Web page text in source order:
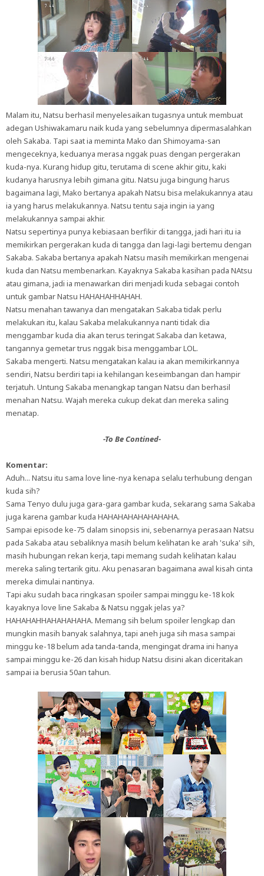
Malam itu, Natsu berhasil menyelesaikan tugasnya untuk membuat
adegan Ushiwakamaru naik kuda yang sebelumnya dipermasalahkan
oleh Sakaba. Tapi saat ia meminta Mako dan Shimoyama-san
mengeceknya, keduanya merasa nggak puas dengan pergerakan
kuda-nya. Kurang hidup gitu, terutama di scene akhir gitu, kaki
kudanya harusnya lebih gimana gitu. Natsu juga bingung harus
bagaimana lagi, Mako bertanya apakah Natsu bisa melakukannya atau
ia yang harus melakukannya. Natsu tentu saja ingin ia yang
melakukannya sampai akhir.
Natsu sepertinya punya kebiasaan berfikir di tangga, jadi hari itu ia
memikirkan pergerakan kuda di tangga dan lagi-lagi bertemu dengan
Sakaba. Sakaba bertanya apakah Natsu masih memikirkan mengenai
kuda dan Natsu membenarkan. Kayaknya Sakaba kasihan pada NAtsu
atau gimana, jadi ia menawarkan diri menjadi kuda sebagai contoh
untuk gambar Natsu HAHAHAHHAHAH.
Natsu menahan tawanya dan mengatakan Sakaba tidak perlu
melakukan itu, kalau Sakaba melakukannya nanti tidak dia
menggambar kuda dia akan terus teringat Sakaba dan ketawa,
tangannya gemetar trus nggak bisa menggambar LOL.
Sakaba mengerti. Natsu mengatakan kalau ia akan memikirkannya
sendiri, Natsu berdiri tapi ia kehilangan keseimbangan dan hampir
terjatuh. Untung Sakaba menangkap tangan Natsu dan berhasil
menahan Natsu. Wajah mereka cukup dekat dan mereka saling
menatap.
-To Be Contined-
Komentar:
Aduh... Natsu itu sama love line-nya kenapa selalu terhubung dengan
kuda sih?
Sama Tenyo dulu juga gara-gara gambar kuda, sekarang sama Sakaba
juga karena gambar kuda HAHAHAHAHAHAHAHA.
Sampai episode ke-75 dalam sinopsis ini, sebenarnya perasaan Natsu
pada Sakaba atau sebaliknya masih belum kelihatan ke arah 'suka' sih,
masih hubungan rekan kerja, tapi memang sudah kelihatan kalau
mereka saling tertarik gitu. Aku penasaran bagaimana awal kisah cinta
mereka dimulai nantinya.
Tapi aku sudah baca ringkasan spoiler sampai minggu ke-18 kok
kayaknya love line Sakaba & Natsu nggak jelas ya?
HAHAHAHHAHAHAHAHA. Memang sih belum spoiler lengkap dan
mungkin masih banyak salahnya, tapi aneh juga sih masa sampai
minggu ke-18 belum ada tanda-tanda, mengingat drama ini hanya
sampai minggu ke-26 dan kisah hidup Natsu disini akan diceritakan
sampai ia berusia 50an tahun.